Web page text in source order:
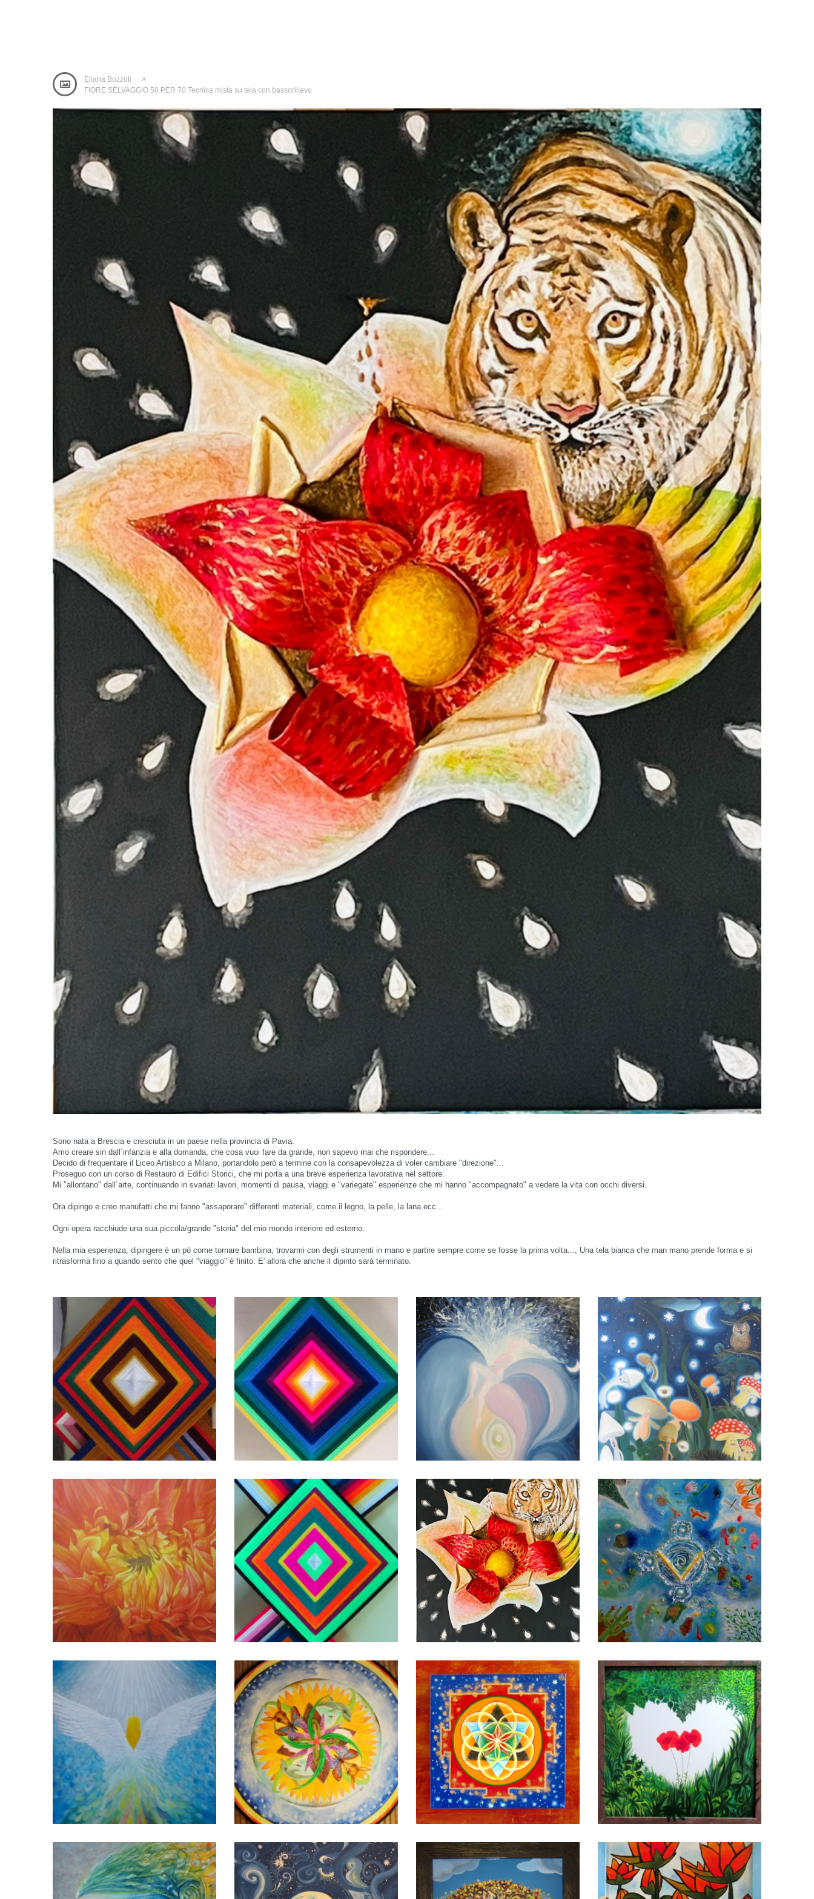
Eliana Bozzoli
FIORE SELVAGGIO 50 PER 70 Tecnica mista su tela con bassorilievo
Sono nata a Brescia e cresciuta in un paese nella provincia di Pavia.
Amo creare sin dall´infanzia e alla domanda, che cosa vuoi fare da grande, non sapevo mai che rispondere...
Decido di frequentare il Liceo Artistico a Milano, portandolo però a termine con la consapevolezza di voler cambiare "direzione"...
Proseguo con un corso di Restauro di Edifici Storici, che mi porta a una breve esperienza lavorativa nel settore.
Mi "allontano" dall´arte, continuando in svariati lavori, momenti di pausa, viaggi e "variegate" esperienze che mi hanno "accompagnato" a vedere la vita con occhi diversi.
Ora dipingo e creo manufatti che mi fanno "assaporare" differenti materiali, come il legno, la pelle, la lana ecc...
Ogni opera racchiude una sua piccola/grande "storia" del mio mondo interiore ed esterno.
Nella mia esperienza, dipingere è un pò come tornare bambina, trovarmi con degli strumenti in mano e partire sempre come se fosse la prima volta..., Una tela bianca che man mano prende forma e si
ritrasforma fino a quando sento che quel "viaggio" è finito. E' allora che anche il dipinto sarà terminato.